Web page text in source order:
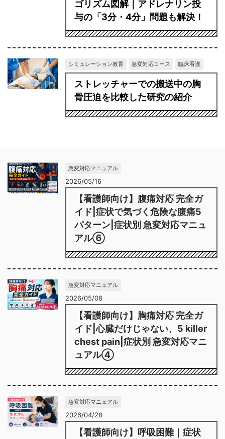
ゴリズム図解｜アドレナリン投
与の「3分・4分」問題も解決！
シミュレーション教育 急変対応コース 臨床看護
ストレッチャーでの搬送中の胸
骨圧迫を比較した研究の紹介
急変対応マニュアル
2026/05/16
【看護師向け】腹痛対応 完全ガ
イド|症状で気づく危険な腹痛5
パターン|症状別 急変対応マニュ
アル⑥
急変対応マニュアル
2026/05/08
【看護師向け】胸痛対応 完全ガ
イド|心臓だけじゃない、5 killer
chest pain|症状別 急変対応マニ
ュアル④
急変対応マニュアル
2026/04/28
【看護師向け】呼吸困難｜症状